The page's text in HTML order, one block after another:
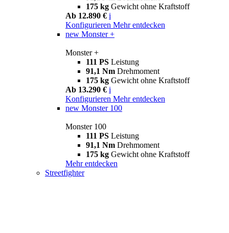
175 kg Gewicht ohne Kraftstoff
Ab 12.890 € i
Konfigurieren Mehr entdecken
new Monster +
Monster +
111 PS Leistung
91,1 Nm Drehmoment
175 kg Gewicht ohne Kraftstoff
Ab 13.290 € i
Konfigurieren Mehr entdecken
new Monster 100
Monster 100
111 PS Leistung
91,1 Nm Drehmoment
175 kg Gewicht ohne Kraftstoff
Mehr entdecken
Streetfighter